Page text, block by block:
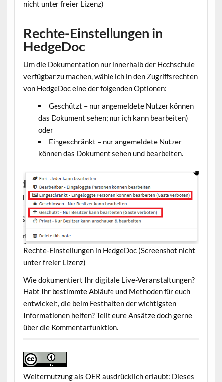
nicht unter freier Lizenz)
Rechte-Einstellungen in
HedgeDoc
Um die Dokumentation nur innerhalb der Hochschule
verfügbar zu machen, wähle ich in den Zugriffsrechten
von HedgeDoc eine der folgenden Optionen:
Geschützt – nur angemeldete Nutzer können
das Dokument sehen; nur ich kann bearbeiten)
oder
Eingeschränkt – nur angemeldete Nutzer
können das Dokument sehen und bearbeiten.
Rechte-Einstellungen in HedgeDoc (Screenshot nicht
unter freier Lizenz)
Wie dokumentiert Ihr digitale Live-Veranstaltungen?
Habt Ihr bestimmte Abläufe und Methoden für euch
entwickelt, die beim Festhalten der wichtigsten
Informationen helfen? Teilt eure Ansätze doch gerne
über die Kommentarfunktion.
Weiternutzung als OER ausdrücklich erlaubt: Dieses